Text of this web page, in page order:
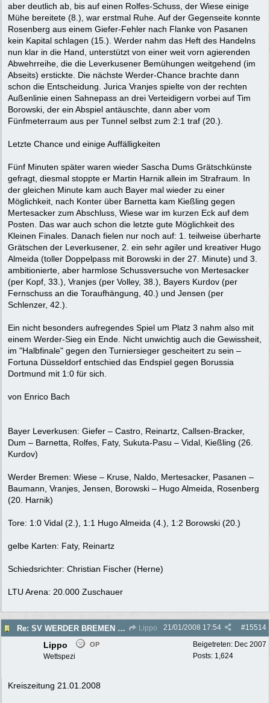
aber deutlich ab, bis auf einen Rolfes-Schuss, der Wiese einige
Mühe bereitete (8.), war erstmal Ruhe. Auf der Gegenseite konnte
Rosenberg aus einem Giefer-Fehler nach Flanke von Pasanen
kein Kapital schlagen (15.). Werder nahm das Heft des Handelns
nun klar in die Hand, unterstützt von einer weit vorn agierenden
Abwehrreihe, die die Leverkusener Bemühungen weitgehend (im
Abseits) erstickte. Die nächste Werder-Chance brachte dann
schon die Entscheidung. Jurica Vranjes spielte von der rechten
Außenlinie einen Sahnepass an drei Verteidigern vorbei auf Tim
Borowski, der ein Abspiel antäuschte, dann aber vom
Fünfmeterraum aus per Tunnel selbst zum 2:1 traf (20.).
Letzte Chance und einige Auffälligkeiten
Fünf Minuten später waren wieder Sascha Dums Grätschkünste
gefragt, diesmal stoppte er Martin Harnik allein im Strafraum. In
der gleichen Minute kam auch Bayer mal wieder zu einer
Möglichkeit, nach Konter über Barnetta kam Kießling gegen
Mertesacker zum Abschluss, Wiese war im kurzen Eck auf dem
Posten. Das war auch schon die letzte gute Möglichkeit des
Kleinen Finales. Danach fielen nur noch auf: 1. teilweise überharte
Grätschen der Leverkusener, 2. ein sehr agiler und kreativer Hugo
Almeida (toller Doppelpass mit Borowski in der 27. Minute) und 3.
ambitionierte, aber harmlose Schussversuche von Mertesacker
(per Kopf, 33.), Vranjes (per Volley, 38.), Bayers Kurdov (per
Fernschuss an die Toraufhängung, 40.) und Jensen (per
Schlenzer, 42.).
Ein nicht besonders aufregendes Spiel um Platz 3 nahm also mit
einem Werder-Sieg ein Ende. Nicht unwichtig auch die Gewissheit,
im "Halbfinale" gegen den Turniersieger gescheitert zu sein –
Fortuna Düsseldorf entschied das Endspiel gegen Borussia
Dortmund mit 1:0 für sich.
von Enrico Bach
Bayer Leverkusen: Giefer – Castro, Reinartz, Callsen-Bracker,
Dum – Barnetta, Rolfes, Faty, Sukuta-Pasu – Vidal, Kießling (26.
Kurdov)
Werder Bremen: Wiese – Kruse, Naldo, Mertesacker, Pasanen –
Baumann, Vranjes, Jensen, Borowski – Hugo Almeida, Rosenberg
(20. Harnik)
Tore: 1:0 Vidal (2.), 1:1 Hugo Almeida (4.), 1:2 Borowski (20.)
gelbe Karten: Faty, Reinartz
Schiedsrichter: Christian Fischer (Herne)
LTU Arena: 20.000 Zuschauer
Re: SV WERDER BREMEN 2007/2008 - Rückrunde Lippo #15514
21/01/2008 17:54
Beigetreten: Dec 2007
Posts: 1,624
Lippo OP
Wettspezi
Kreiszeitung 21.01.2008